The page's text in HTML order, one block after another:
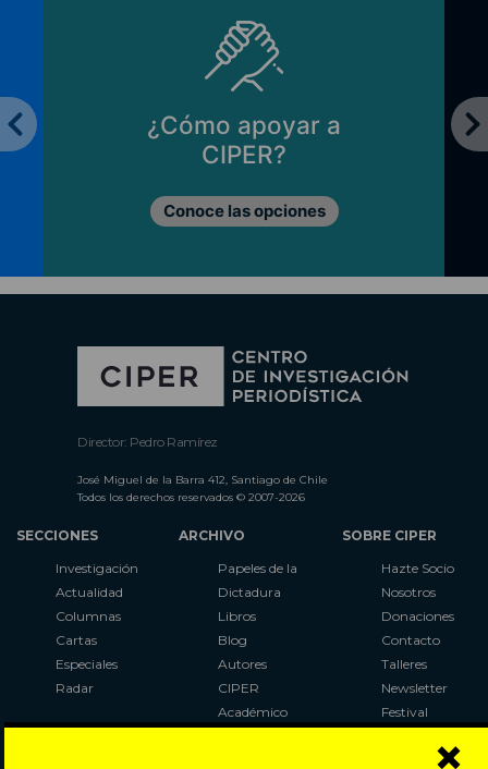
¿Cómo apoyar a
CIPER?
Conoce las opciones
Director: Pedro Ramírez
José Miguel de la Barra 412, Santiago de Chile
Todos los derechos reservados © 2007-2026
SECCIONES
Investigación
Actualidad
Columnas
Cartas
Especiales
Radar
ARCHIVO
Papeles de la
Dictadura
Libros
Blog
Autores
CIPER
Académico
SOBRE CIPER
Hazte Socio
Nosotros
Donaciones
Contacto
Talleres
Newsletter
Festival